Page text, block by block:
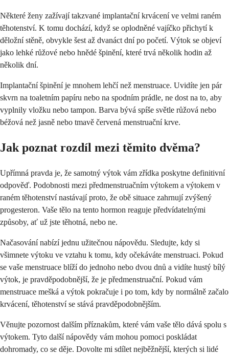
Některé ženy zažívají takzvané implantační krvácení ve velmi raném
těhotenství. K tomu dochází, když se oplodněné vajíčko přichytí k
děložní stěně, obvykle šest až dvanáct dní po početí. Výtok se objeví
jako lehké růžové nebo hnědé špinění, které trvá několik hodin až
několik dní.
Implantační špinění je mnohem lehčí než menstruace. Uvidíte jen pár
skvrn na toaletním papíru nebo na spodním prádle, ne dost na to, aby
vyplnily vložku nebo tampon. Barva bývá spíše světle růžová nebo
béžová než jasně nebo tmavě červená menstruační krve.
Jak poznat rozdíl mezi těmito dvěma?
Upřímná pravda je, že samotný výtok vám zřídka poskytne definitivní
odpověď. Podobnosti mezi předmenstruačním výtokem a výtokem v
raném těhotenství nastávají proto, že obě situace zahrnují zvýšený
progesteron. Vaše tělo na tento hormon reaguje předvídatelnými
způsoby, ať už jste těhotná, nebo ne.
Načasování nabízí jednu užitečnou nápovědu. Sledujte, kdy si
všimnete výtoku ve vztahu k tomu, kdy očekáváte menstruaci. Pokud
se vaše menstruace blíží do jednoho nebo dvou dnů a vidíte hustý bílý
výtok, je pravděpodobnější, že je předmenstruační. Pokud vám
menstruace mešká a výtok pokračuje i po tom, kdy by normálně začalo
krvácení, těhotenství se stává pravděpodobnějším.
Věnujte pozornost dalším příznakům, které vám vaše tělo dává spolu s
výtokem. Tyto další nápovědy vám mohou pomoci poskládat
dohromady, co se děje. Dovolte mi sdílet nejběžnější, kterých si lidé